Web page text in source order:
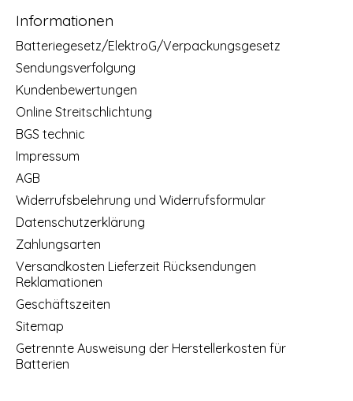
Informationen
Batteriegesetz/ElektroG/Verpackungsgesetz
Sendungsverfolgung
Kundenbewertungen
Online Streitschlichtung
BGS technic
Impressum
AGB
Widerrufsbelehrung und Widerrufsformular
Datenschutzerklärung
Zahlungsarten
Versandkosten Lieferzeit Rücksendungen
Reklamationen
Geschäftszeiten
Sitemap
Getrennte Ausweisung der Herstellerkosten für
Batterien